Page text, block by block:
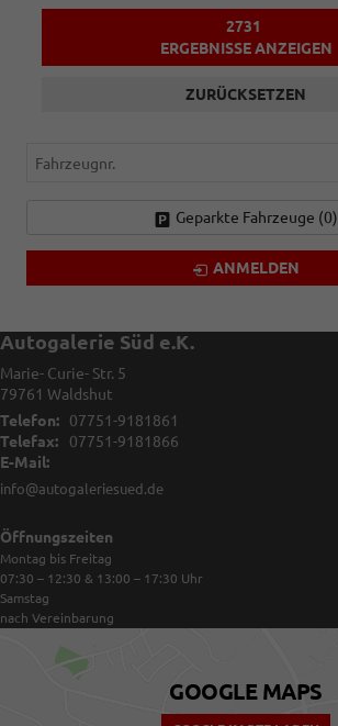
2731
ERGEBNISSE ANZEIGEN
ZURÜCKSETZEN
Fahrzeugnr.
Geparkte Fahrzeuge (0)
ANMELDEN
Autogalerie Süd e.K.
Marie- Curie- Str. 5
79761 Waldshut
Telefon:
07751-9181861
Telefax:
07751-9181866
E-Mail:
info@autogaleriesued.de
Öffnungszeiten
Montag bis Freitag
07:30 – 12:30 & 13:00 – 17:30 Uhr
Samstag
nach Vereinbarung
GOOGLE MAPS